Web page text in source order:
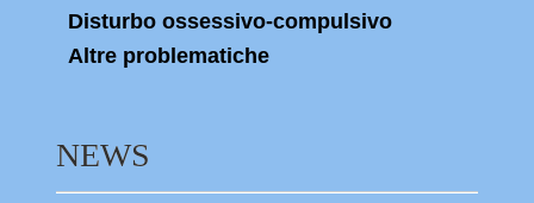
Disturbo ossessivo-compulsivo
Altre problematiche
NEWS